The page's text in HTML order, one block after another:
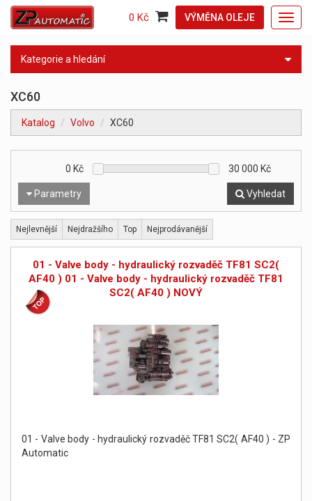
VÝMĚNA OLEJE
0 Kč
Kategorie a hledání
XC60
Katalog Volvo XC60
Parametry
0 Kč 30 000 Kč
Vyhledat
Nejlevnější Nejdražšího Top Nejprodávanější
01 - Valve body - hydraulický rozvaděč TF81 SC2(
AF40 ) 01 - Valve body - hydraulický rozvaděč TF81
SC2( AF40 ) NOVÝ
01 - Valve body - hydraulický rozvaděč TF81 SC2( AF40 ) - ZP
Automatic